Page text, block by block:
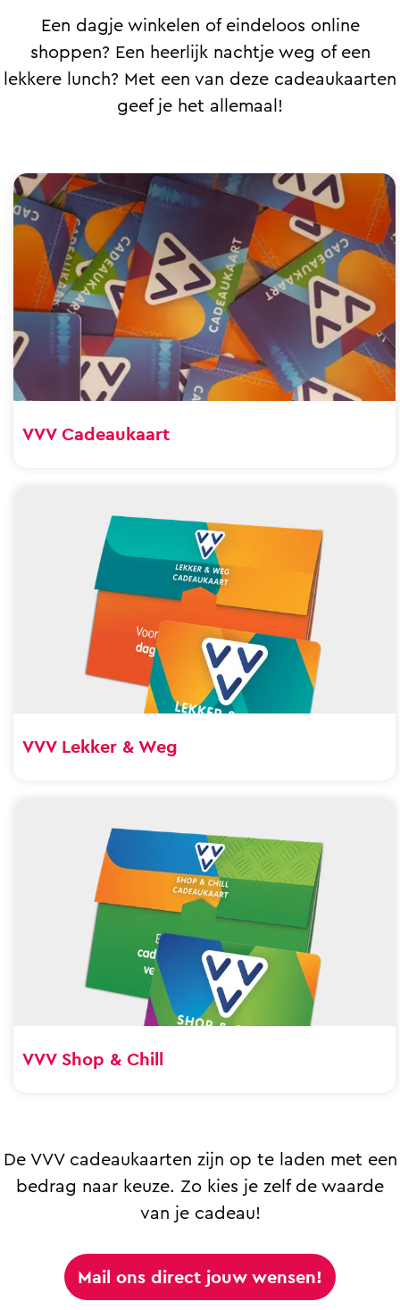
Een dagje winkelen of eindeloos online
shoppen? Een heerlijk nachtje weg of een
lekkere lunch? Met een van deze cadeaukaarten
geef je het allemaal!
VVV Cadeaukaart
VVV Lekker & Weg
VVV Shop & Chill
De VVV cadeaukaarten zijn op te laden met een
bedrag naar keuze. Zo kies je zelf de waarde
van je cadeau!
Mail ons direct jouw wensen!